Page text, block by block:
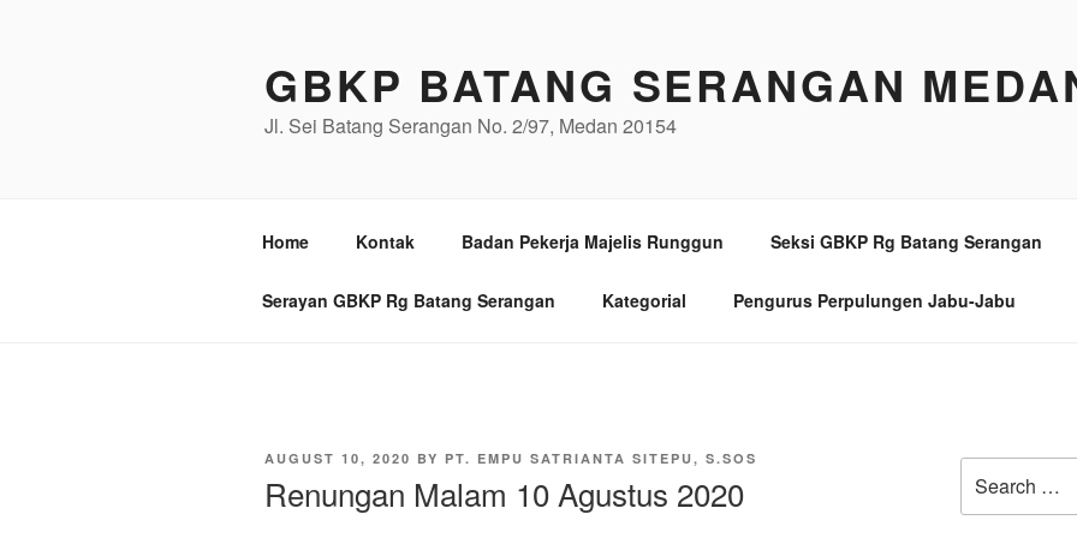
GBKP BATANG SERANGAN
Jl. Sei Batang Serangan No. 2/97, Medan 20154
Home Kontak Badan Pekerja Majelis Runggun Seksi GBKP Rg Batang Serangan
Serayan GBKP Rg Batang Serangan Kategorial Pengurus Perpulungen Jabu-Jabu
POSTED
AUGUST 10, 2020 BY PT. EMPU SATRIANTA SITEPU, S.SOS
Renungan Malam 10 Agustus 2020
for: